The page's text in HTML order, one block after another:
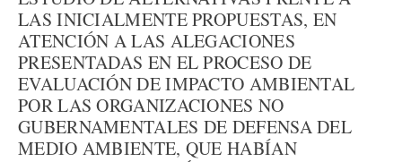
LAS INICIALMENTE PROPUESTAS, EN
ATENCIÓN A LAS ALEGACIONES
PRESENTADAS EN EL PROCESO DE
EVALUACIÓN DE IMPACTO AMBIENTAL
POR LAS ORGANIZACIONES NO
GUBERNAMENTALES DE DEFENSA DEL
MEDIO AMBIENTE, QUE HABÍAN